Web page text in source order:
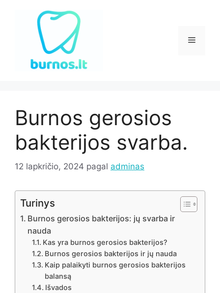
Meniu
Burnos gerosios
bakterijos svarba.
12 lapkričio, 2024 pagal adminas
Turinys
Burnos gerosios bakterijos: jų svarba ir
nauda
Kas yra burnos gerosios bakterijos?
Burnos gerosios bakterijos ir jų nauda
Kaip palaikyti burnos gerosios bakterijos
balansą
Išvados